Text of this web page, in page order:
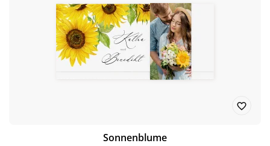
Sonnenblume